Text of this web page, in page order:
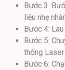
Bước 3:
liệu nhẹ
Bước 4:
Bước 5:
thống
Bước 6: